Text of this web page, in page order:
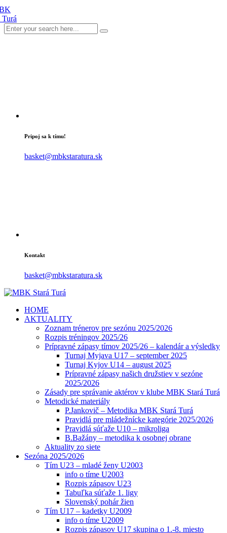
Pripoj sa k tímu!
basket@mbkstaratura.sk
Kontakt
basket@mbkstaratura.sk
HOME
AKTUALITY
Zoznam trénerov pre sezónu 2025/2026
Rozpis tréningov 2025/26
Prípravné zápasy tímov 2025/26 – kalendár a výsledky
Turnaj Myjava U17 – september 2025
Turnaj Kyjov U14 – august 2025
Prípravné zápasy našich družstiev v sezóne
2025/2026
Zásady pre správanie aktérov v klube MBK Stará Turá
Metodické materiály
P.Jankovič – Metodika MBK Stará Turá
Pravidlá pre mládežnícke kategórie 2025/2026
Pravidlá súťaže U10 – mikroliga
B.Bažány – metodika k osobnej obrane
Aktuality zo siete
Sezóna 2025/2026
Tím U23 – mladé ženy U2003
info o tíme U2003
Rozpis zápasov U23
Tabuľka súťaže 1. ligy
Slovenský pohár žien
Tím U17 – kadetky U2009
info o tíme U2009
Rozpis zápasov U17 skupina o 1.-8. miesto